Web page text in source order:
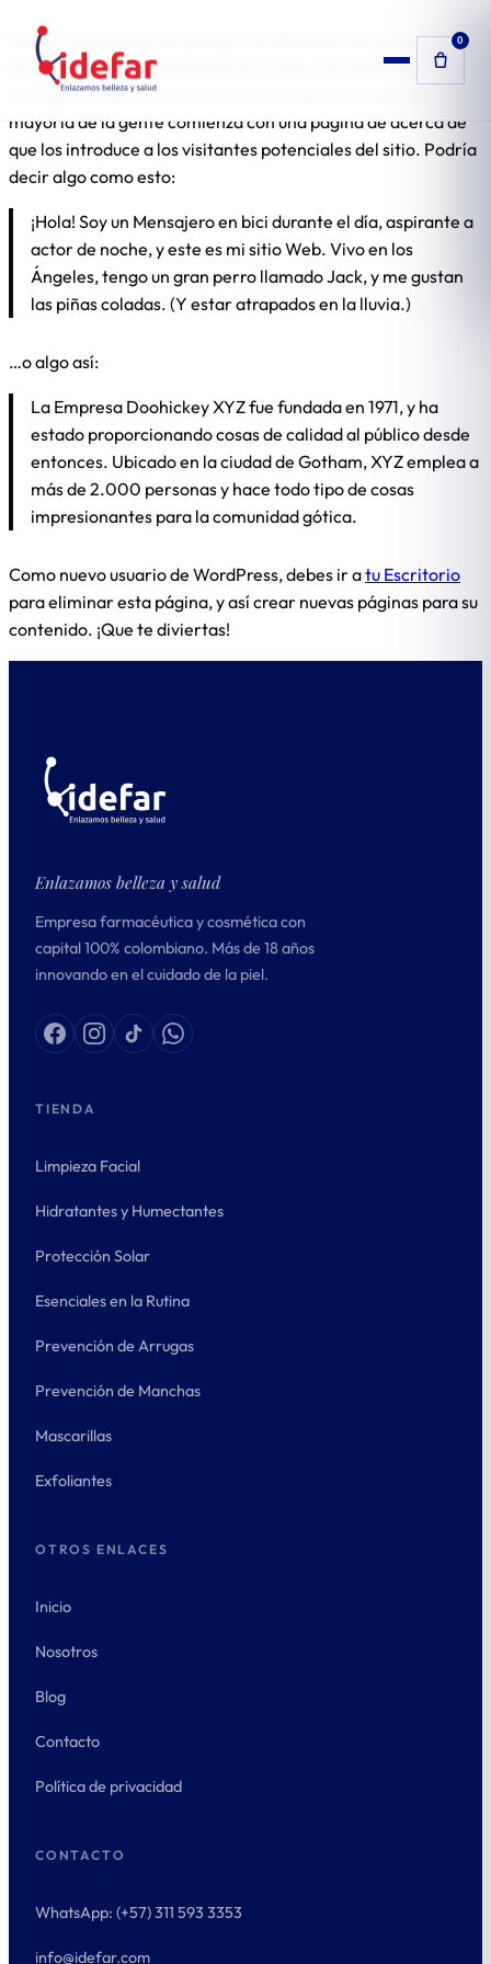
Saltar
contenido
0
Esta es una página de ejemplo. Es diferente de una entrada
de blog porque se quedará en ese lugar y se mostrará en la
navegación de tu sitio (en la mayoría de los temas). La
mayoría de la gente comienza con una página de acerca de
que los introduce a los visitantes potenciales del sitio. Podría
decir algo como esto:
¡Hola! Soy un Mensajero en bici durante el día, aspirante a
actor de noche, y este es mi sitio Web. Vivo en los
Ángeles, tengo un gran perro llamado Jack, y me gustan
las piñas coladas. (Y estar atrapados en la lluvia.)
…o algo así:
La Empresa Doohickey XYZ fue fundada en 1971, y ha
estado proporcionando cosas de calidad al público desde
entonces. Ubicado en la ciudad de Gotham, XYZ emplea a
más de 2.000 personas y hace todo tipo de cosas
impresionantes para la comunidad gótica.
Como nuevo usuario de WordPress, debes ir atu Escritorio
para eliminar esta página, y así crear nuevas páginas para su
contenido. ¡Que te diviertas!
Enlazamos belleza y salud
Empresa farmacéutica y cosmética con
capital 100% colombiano. Más de 18 años
innovando en el cuidado de la piel.
TIENDA
Limpieza Facial
Hidratantes y Humectantes
Protección Solar
Esenciales en la Rutina
Prevención de Arrugas
Prevención de Manchas
Mascarillas
Exfoliantes
OTROS ENLACES
Inicio
Nosotros
Blog
Contacto
Política de privacidad
CONTACTO
WhatsApp: (+57) 311 593 3353
info@idefar.com